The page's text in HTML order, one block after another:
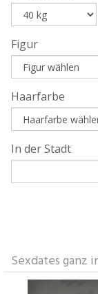
Figur
Haarfarbe
In der Stadt
Sexdates ganz